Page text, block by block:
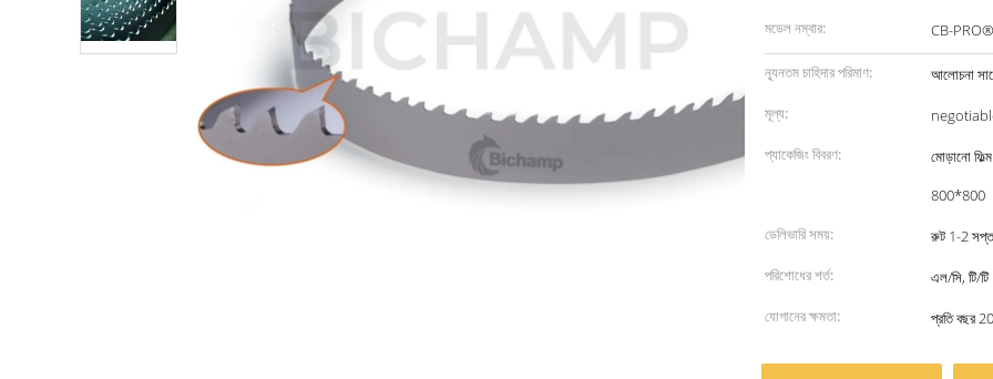
মডেল নম্বার:
CB-PRO®
ন্যূনতম চাহিদার পরিমাণ:
আলোচনা
মূল্য:
প্যাকেজিং বিবরণ:
মোড়ানো
800*800
ডেলিভারি সময়:
রুট 1-2
পরিশোধের শর্ত:
এল/সি, টি/টি
যোগানের ক্ষমতা:
প্রতি বছর 20